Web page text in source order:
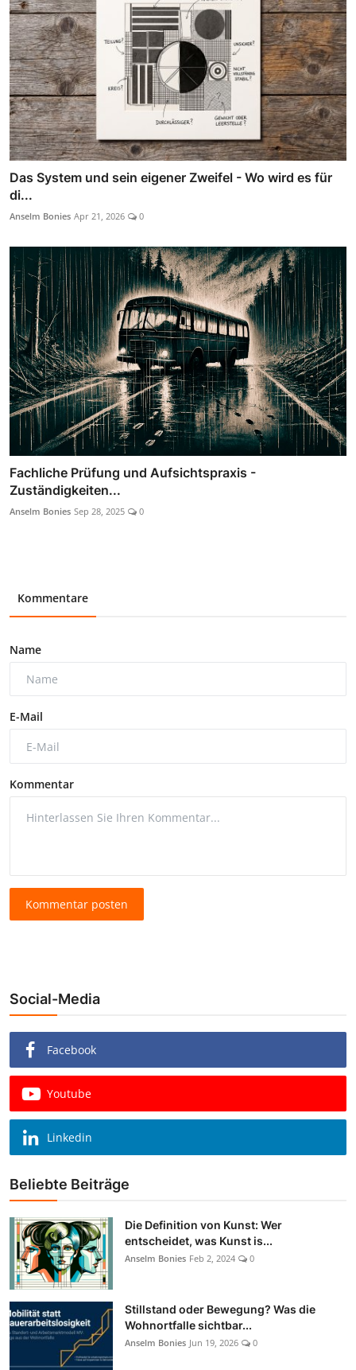
Das System und sein eigener Zweifel - Wo wird es für
di...
Anselm Bonies Apr 21, 2026 0
Fachliche Prüfung und Aufsichtspraxis -
Zuständigkeiten...
Anselm Bonies Sep 28, 2025 0
Kommentare
Name
E-Mail
Kommentar
Kommentar posten
Social-Media
Facebook
Youtube
Linkedin
Beliebte Beiträge
Die Definition von Kunst: Wer
entscheidet, was Kunst is...
Anselm Bonies Feb 2, 2024 0
Stillstand oder Bewegung? Was die
Wohnortfalle sichtbar...
Anselm Bonies Jun 19, 2026 0